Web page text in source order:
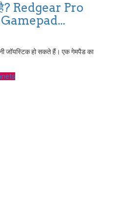
है? Redgear Pro
जॉयस्टिक हो सकते हैं। एक गेमपैड का